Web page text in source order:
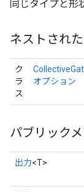
同じタイプと形
ネストされ
ク
ラ
ス
オプション
パブリック
出力<T>